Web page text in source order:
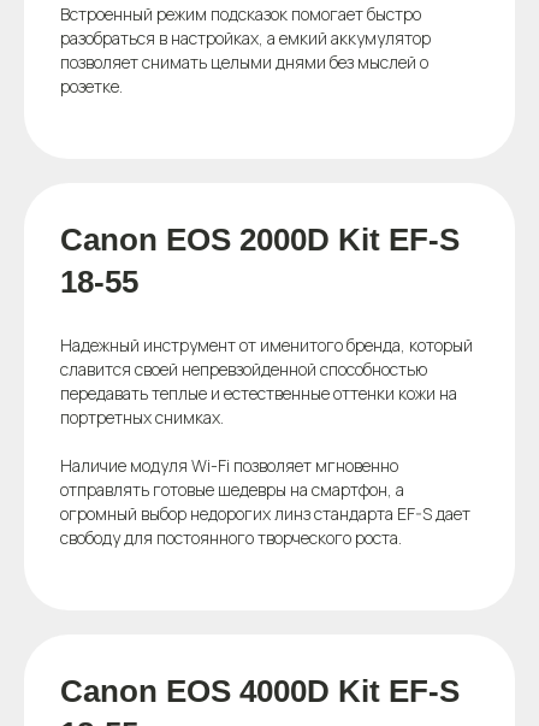
Встроенный режим подсказок помогает быстро
разобраться в настройках, а емкий аккумулятор
позволяет снимать целыми днями без мыслей о
розетке.
Canon EOS 2000D Kit EF-S
18-55
Надежный инструмент от именитого бренда, который
славится своей непревзойденной способностью
передавать теплые и естественные оттенки кожи на
портретных снимках.
Наличие модуля Wi-Fi позволяет мгновенно
отправлять готовые шедевры на смартфон, а
огромный выбор недорогих линз стандарта EF-S дает
свободу для постоянного творческого роста.
Canon EOS 4000D Kit EF-S